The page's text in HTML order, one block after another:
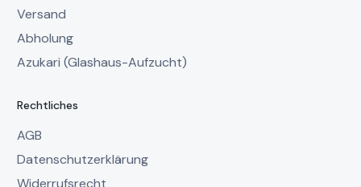
Versand
Abholung
Azukari (Glashaus-Aufzucht)
Rechtliches
AGB
Datenschutzerklärung